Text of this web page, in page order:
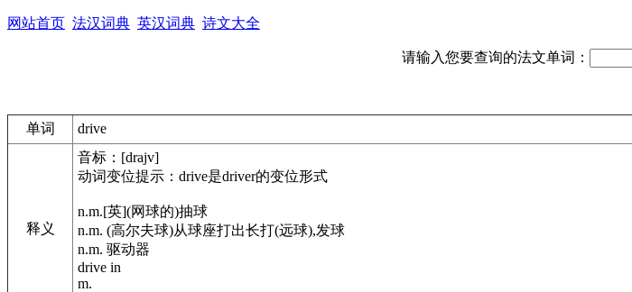
网站首页 法汉词典 英汉词典 诗文大全
请输入您要查询的法文单词：
单词 drive
释义
音标：[drajv]
动词变位提示：drive是driver的变位形式
n.m.[英](网球的)抽球
n.m. (高尔夫球)从球座打出长打(远球),发球
n.m. 驱动器
drive in
m.